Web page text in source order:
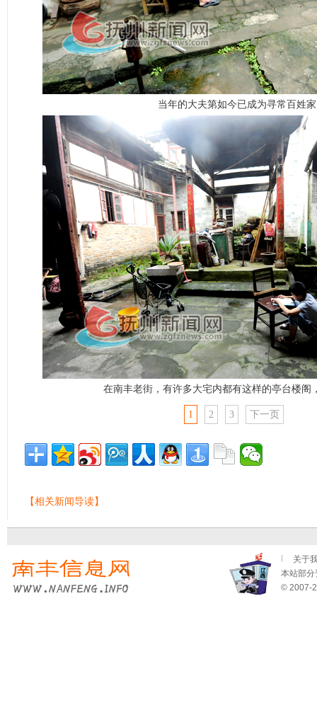
当年的大夫第如今已成为寻常百姓家
在南丰老街，有许多大宅内都有这样的亭台楼阁
1 2 3 下一页
【相关新闻导读】
关于
本站部分
© 2007-